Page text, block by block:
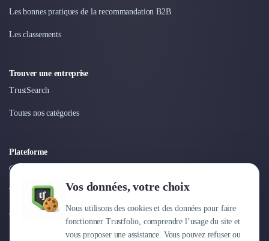
Vos données, votre choix
Nous utilisons des cookies et des données pour faire
fonctionner Trustfolio, comprendre l’usage du site et
vous proposer une assistance. Vous pouvez refuser ou
Développement Logiciel
Création de Site Internet
Direction Artistique
Cybersécurité
Intelligence Artificielle (IA)
Bureaux d'Entreprise
Déménagement
Logistique
Traduction
Traiteur & Restauration
Conception & Aménagement de Bureaux
Les bonnes pratiques de la recommandation B2B
Les classements
Trouver une entreprise
TrustSearch
Toutes nos catégories
Plateforme
Connexion
Tarifs
Centre d'aide